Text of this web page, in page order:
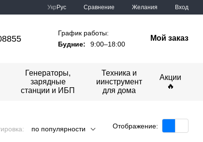
Укр Рус Сравнение Желания Вход
График работы:
Будние:
9:00–18:00
Мой заказ
Генераторы,
зарядные
станции и ИБП
Техника и
иинструмент
для дома
Акции
🔥
по популярности Отображение: